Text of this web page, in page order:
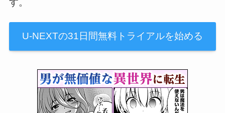
す。
U-NEXTの31日間無料トライアルを始める